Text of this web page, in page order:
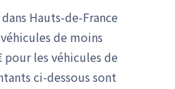
Hauts-de-France
de moins
pour les véhicules de
ci-dessous sont